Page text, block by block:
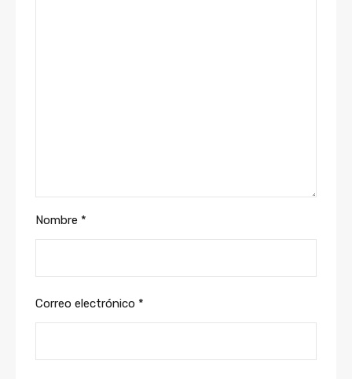
Nombre *
Correo electrónico *